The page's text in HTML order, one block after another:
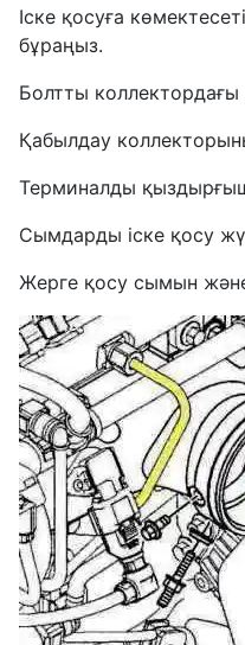
Іске қосуға
бұраңыз.
Болтты
Қабылдау
Терминалды
Сымдарды іске қосу
Жерге қосу сымын